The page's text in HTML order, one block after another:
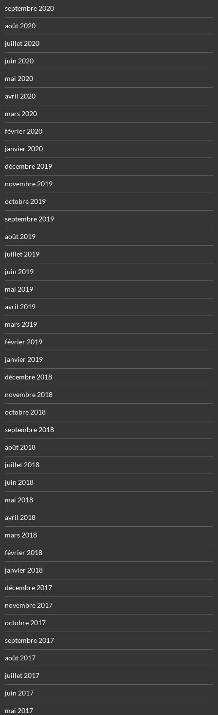
septembre 2020
août 2020
juillet 2020
juin 2020
mai 2020
avril 2020
mars 2020
février 2020
janvier 2020
décembre 2019
novembre 2019
octobre 2019
septembre 2019
août 2019
juillet 2019
juin 2019
mai 2019
avril 2019
mars 2019
février 2019
janvier 2019
décembre 2018
novembre 2018
octobre 2018
septembre 2018
août 2018
juillet 2018
juin 2018
mai 2018
avril 2018
mars 2018
février 2018
janvier 2018
décembre 2017
novembre 2017
octobre 2017
septembre 2017
août 2017
juillet 2017
juin 2017
mai 2017